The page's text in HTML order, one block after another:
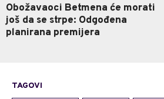
Obožavaoci Betmena će morati
još da se strpe: Odgođena
planirana premijera
TAGOVI